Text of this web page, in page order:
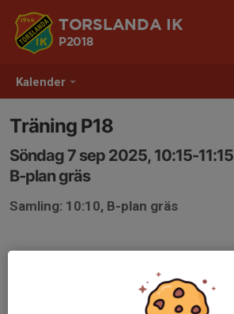
Kalender
TORSLANDA IK
P2018
Träning P18
Söndag 7 sep 2025, 10:15-11:15
B-plan gräs
Samling: 10:10, B-plan gräs